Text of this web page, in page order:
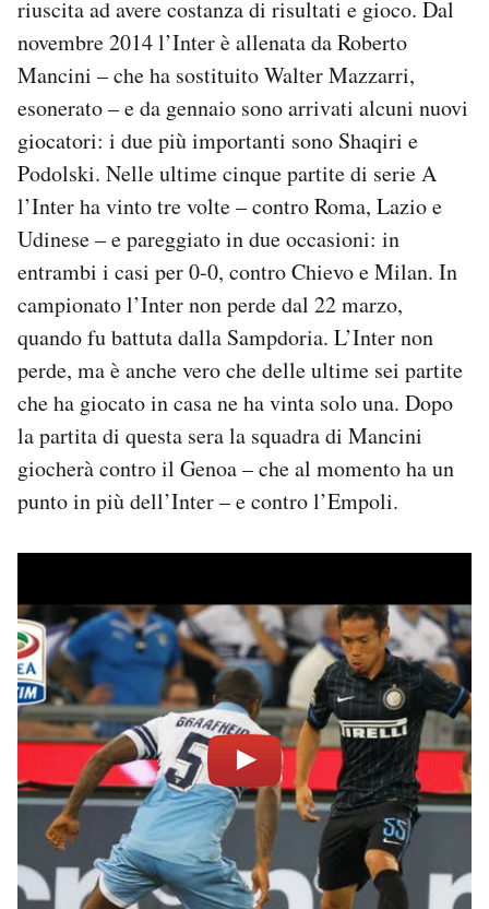
riuscita ad avere costanza di risultati e gioco. Dal
novembre 2014 l’Inter è allenata da Roberto
Mancini – che ha sostituito Walter Mazzarri,
esonerato – e da gennaio sono arrivati alcuni nuovi
giocatori: i due più importanti sono Shaqiri e
Podolski. Nelle ultime cinque partite di serie A
l’Inter ha vinto tre volte – contro Roma, Lazio e
Udinese – e pareggiato in due occasioni: in
entrambi i casi per 0-0, contro Chievo e Milan. In
campionato l’Inter non perde dal 22 marzo,
quando fu battuta dalla Sampdoria. L’Inter non
perde, ma è anche vero che delle ultime sei partite
che ha giocato in casa ne ha vinta solo una. Dopo
la partita di questa sera la squadra di Mancini
giocherà contro il Genoa – che al momento ha un
punto in più dell’Inter – e contro l’Empoli.